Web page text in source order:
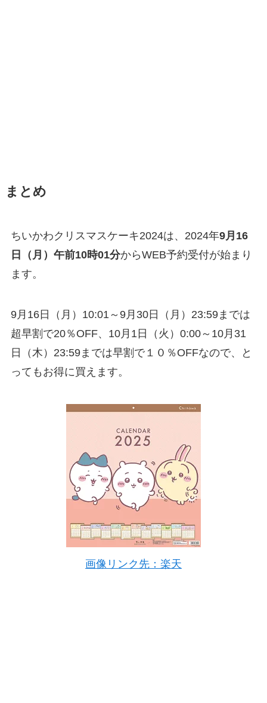
まとめ
ちいかわクリスマスケーキ2024は、2024年9月16
日（月） 午前10時01分からWEB予約受付が始まり
ます。
9月16日（月）10:01～9月30日（月）23:59までは
超早割で20％OFF、10月1日（火）0:00～10月31
日（木）23:59までは早割で１０％OFFなので、と
ってもお得に買えます。
画像リンク先：楽天